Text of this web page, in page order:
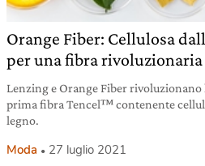
Orange Fiber: Cellulosa
per una fibra rivoluzionaria
Lenzing e Orange Fiber rivoluzionano
prima fibra Tencel™ contenente
legno.
Moda 27 luglio 2021